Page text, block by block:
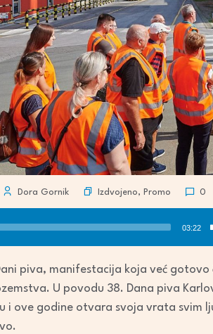
Dora Gornik Izdvojeno, Promo 0
03:22
piva, manifestacija koja već
U povodu 38. Dana piva
i ove godine otvara svoja vrata svim